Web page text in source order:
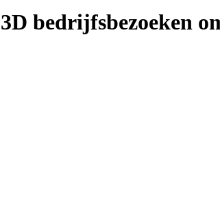
bedrijfsbezoeken